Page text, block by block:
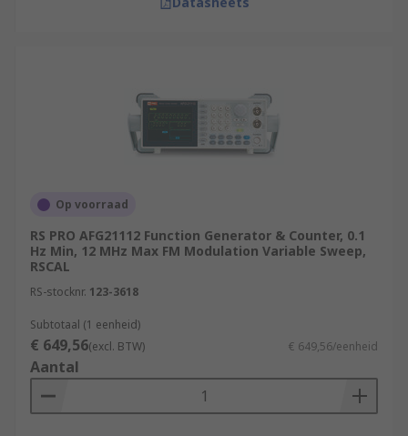
Op voorraad
RS PRO AFG21112 Function Generator & Counter, 0.1
Hz Min, 12 MHz Max FM Modulation Variable Sweep,
RSCAL
RS-stocknr. 123-3618
Subtotaal (1 eenheid)
€ 649,56(excl. BTW) € 649,56/eenheid
Aantal